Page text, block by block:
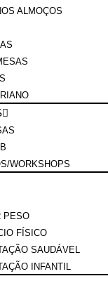
ALMOÇOS
WORKSHOPS
PESO
FÍSICO
SAUDÁVEL
INFANTIL